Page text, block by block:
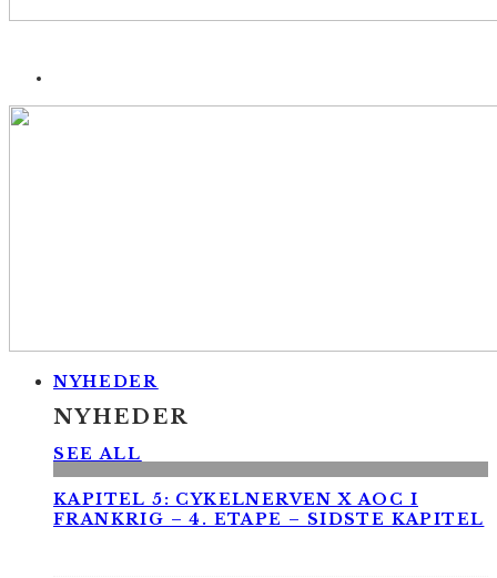
NYHEDER
NYHEDER
SEE ALL
KAPITEL 5: CYKELNERVEN X AOC I
FRANKRIG – 4. ETAPE – SIDSTE KAPITEL